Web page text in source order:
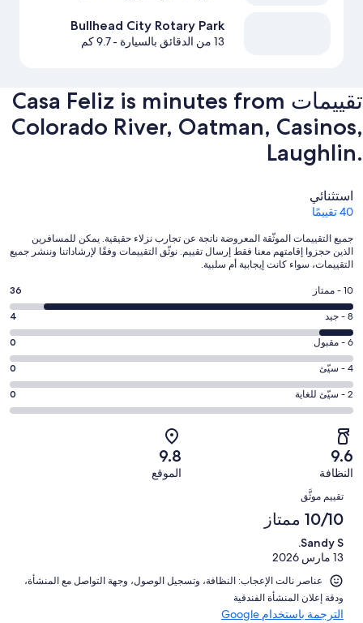
Bullhead City Rotary Park
13 من الدقائق بالسيارة - 9.7 كم
تقييمات ⁦Casa Feliz is minutes from
Colorado River, Oatman, Casinos,
Laughlin.⁩
التقييمات
استثنائي
40 تقييمًا
جميع التقييمات الموثّقة المعروضة ناتجة عن تجارب نزلاء حقيقية. يمكن للمسافرين
الذين حجزوا إقامتهم معنا فقط إرسال تقييم. نوثّق التقييمات وفقًا لإرشاداتنا وننشر جميع
التقييمات، سواء كانت إيجابية أم سلبية.
درجة
التصنيف
10
-
ممتاز.
36
من
أصل
40
من
تقييمات
النزلاء
10 - ممتاز 36
درجة
التصنيف
8
-
جيد.
4
أصل
40
من
النزلاء
8 - جيد 4
درجة
التصنيف
6
-
مقبول.
0
من
أصل
40
من
تقييمات
النزلاء
6 - مقبول 0
درجة
التصنيف
4
سيّئ.
0
من
من
تقييمات
النزلاء
4 - سيّئ 0
درجة
التصنيف
2
-
سيّئ
للغاية.
من
40
من
تقييمات
النزلاء
2 - سيّئ للغاية 0
9.6
النظافة
9.8
الموقع
التقييمات
تقييم موثَّق
10/10 ممتاز
Sandy S.
13 مارس 2026
عناصر نالت الإعجاب: ⁦النظافة⁩، و⁦تسجيل الوصول⁩، و⁦جهة التواصل مع المنشأة⁩،
و⁦دقة إعلان المنشأة الفندقية⁩
الترجمة باستخدام Google